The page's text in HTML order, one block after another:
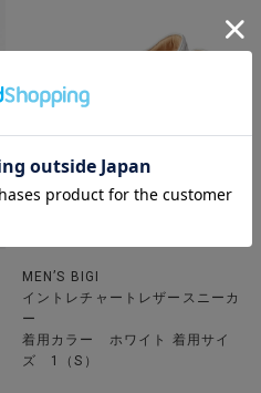
MEN’S BIGI
イントレチャートレザースニーカ
ー
着用カラー ホワイト 着用サイ
ズ 1（S）